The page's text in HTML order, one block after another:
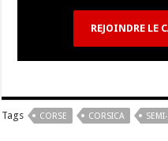
REJOINDRE LE
Tags CORSE CORSICA